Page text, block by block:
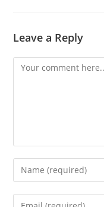
Leave a Reply
Comment
Enter
your
name
Enter